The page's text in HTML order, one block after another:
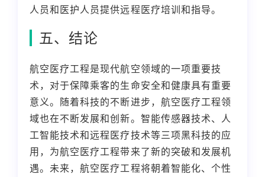
人员和医护人员提供远程医疗培训和指导。
五、结论
航空医疗工程是现代航空领域的一项重要技
术，对于保障乘客的生命安全和健康具有重要
意义。随着科技的不断进步，航空医疗工程领
域也在不断发展和创新。智能传感器技术、人
工智能技术和远程医疗技术等三项黑科技的应
用，为航空医疗工程带来了新的突破和发展机
遇。未来，航空医疗工程将朝着智能化、个性